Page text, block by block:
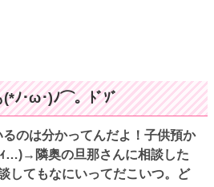
(*ﾉ･ω･)ﾉ⌒。ﾄﾞｿﾞ
のは分かってんだよ！子供預か
ｨ…)→隣奥の旦那さんに相談した
してもなにいってだこいつ。ど